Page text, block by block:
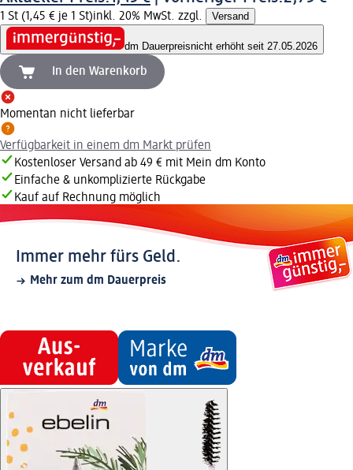
1 St (1,45 € je 1 St)inkl. 20% MwSt. zzgl. Versand
dm Dauerpreisnicht erhöht seit 27.05.2026
In den Warenkorb
Momentan nicht lieferbar
Verfügbarkeit in einem dm Markt prüfen
Kostenloser Versand ab 49 € mit Mein dm Konto
Einfache & unkomplizierte Rückgabe
Kauf auf Rechnung möglich
Immer mehr fürs Geld.
Mehr zum dm Dauerpreis